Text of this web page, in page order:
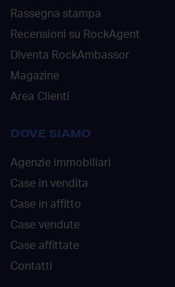
Rassegna stampa
Recensioni su RockAgent
Diventa RockAmbassor
Magazine
Area Clienti
DOVE SIAMO
Agenzie immobiliari
Case in vendita
Case in affitto
Case vendute
Case affittate
Contatti